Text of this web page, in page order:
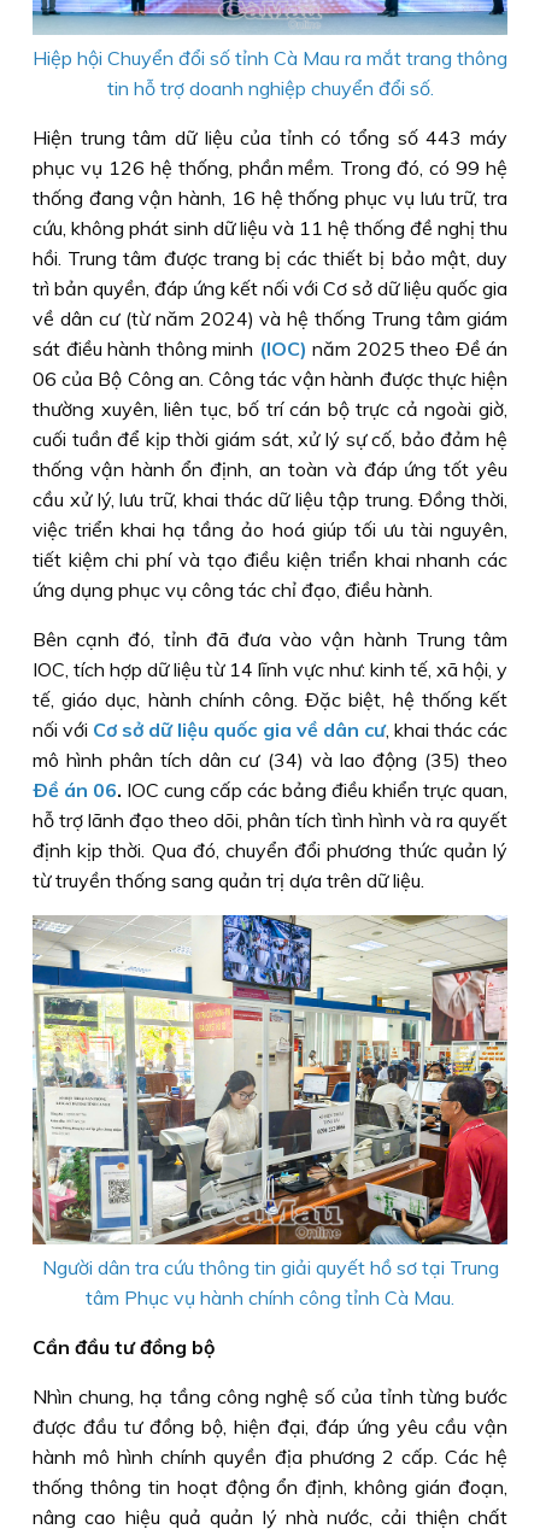
Hiệp hội Chuyển đổi số tỉnh Cà Mau ra mắt trang thông
tin hỗ trợ doanh nghiệp chuyển đổi số.
Hiện trung tâm dữ liệu của tỉnh có tổng số 443 máy
phục vụ 126 hệ thống, phần mềm. Trong đó, có 99 hệ
thống đang vận hành, 16 hệ thống phục vụ lưu trữ, tra
cứu, không phát sinh dữ liệu và 11 hệ thống đề nghị thu
hồi. Trung tâm được trang bị các thiết bị bảo mật, duy
trì bản quyền, đáp ứng kết nối với Cơ sở dữ liệu quốc gia
về dân cư (từ năm 2024) và hệ thống Trung tâm giám
sát điều hành thông minh (IOC) năm 2025 theo Ðề án
06 của Bộ Công an. Công tác vận hành được thực hiện
thường xuyên, liên tục, bố trí cán bộ trực cả ngoài giờ,
cuối tuần để kịp thời giám sát, xử lý sự cố, bảo đảm hệ
thống vận hành ổn định, an toàn và đáp ứng tốt yêu
cầu xử lý, lưu trữ, khai thác dữ liệu tập trung. Ðồng thời,
việc triển khai hạ tầng ảo hoá giúp tối ưu tài nguyên,
tiết kiệm chi phí và tạo điều kiện triển khai nhanh các
ứng dụng phục vụ công tác chỉ đạo, điều hành.
Bên cạnh đó, tỉnh đã đưa vào vận hành Trung tâm
IOC, tích hợp dữ liệu từ 14 lĩnh vực như: kinh tế, xã hội, y
tế, giáo dục, hành chính công. Ðặc biệt, hệ thống kết
nối với Cơ sở dữ liệu quốc gia về dân cư, khai thác các
mô hình phân tích dân cư (34) và lao động (35) theo
Ðề án 06. IOC cung cấp các bảng điều khiển trực quan,
hỗ trợ lãnh đạo theo dõi, phân tích tình hình và ra quyết
định kịp thời. Qua đó, chuyển đổi phương thức quản lý
từ truyền thống sang quản trị dựa trên dữ liệu.
Người dân tra cứu thông tin giải quyết hồ sơ tại Trung
tâm Phục vụ hành chính công tỉnh Cà Mau.
Cần đầu tư đồng bộ
Nhìn chung, hạ tầng công nghệ số của tỉnh từng bước
được đầu tư đồng bộ, hiện đại, đáp ứng yêu cầu vận
hành mô hình chính quyền địa phương 2 cấp. Các hệ
thống thông tin hoạt động ổn định, không gián đoạn,
nâng cao hiệu quả quản lý nhà nước, cải thiện chất